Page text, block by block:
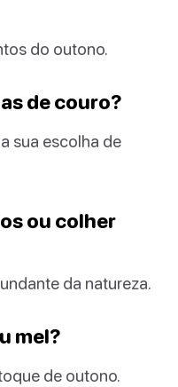
do outono.
de couro?
sua escolha de
ou colher
da natureza.
mel?
de outono.